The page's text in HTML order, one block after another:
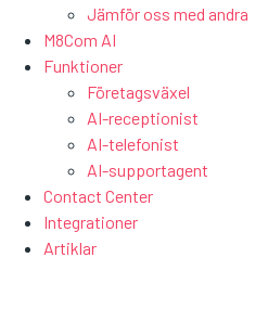
Jämför oss med andra
M8Com AI
Funktioner
Företagsväxel
AI-receptionist
AI-telefonist
AI-supportagent
Contact Center
Integrationer
Artiklar